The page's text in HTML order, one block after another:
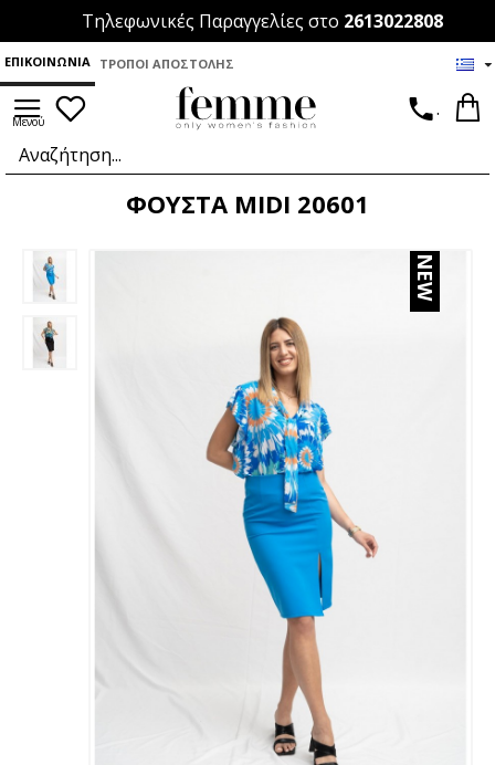
Τηλεφωνικές Παραγγελίες στο 2613022808
ΕΠΙΚΟΙΝΩΝΊΑ ΤΡΌΠΟΙ ΑΠΟΣΤΟΛΉΣ
.
ΦΟΥΣΤΑ MIDI 20601
NEW